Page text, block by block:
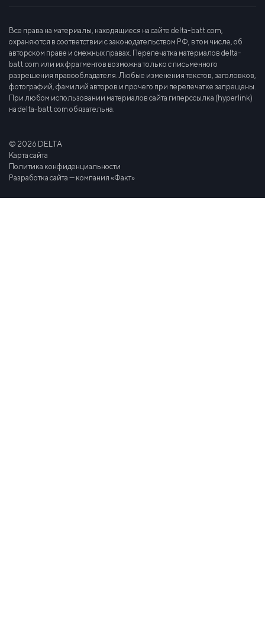
Все права на материалы, находящиеся на сайте delta-batt.com,
охраняются в соответствии с законодательством РФ, в том числе, об
авторском праве и смежных правах. Перепечатка материалов delta-
batt.com или их фрагментов возможна только с письменного
разрешения правообладателя. Любые изменения текстов, заголовков,
фотографий, фамилий авторов и прочего при перепечатке запрещены.
При любом использовании материалов сайта гиперссылка (hyperlink)
на delta-batt.com обязательна.
© 2026 DELTA
Карта сайта
Политика конфиденциальности
Разработка сайта — компания «Факт»